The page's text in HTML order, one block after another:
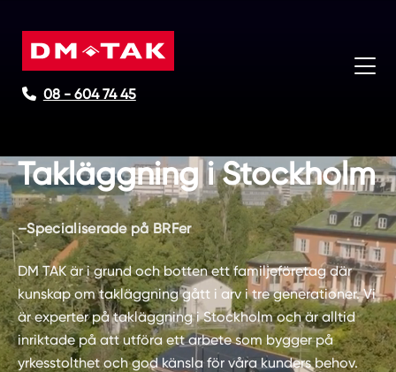
08 - 604 74 45
Takläggning i Stockholm
–Specialiserade på BRFer
DM TAK är i grund och botten ett familjeföretag där
kunskap om takläggning gått i arv i tre generationer. Vi
är experter på takläggning i Stockholm och är alltid
inriktade på att utföra ett arbete som bygger på
yrkesstolthet och god känsla för våra kunders behov.